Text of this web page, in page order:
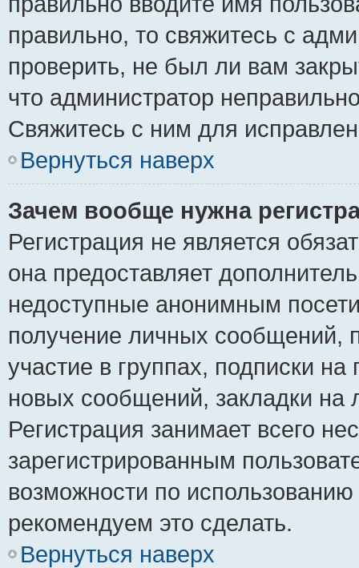
правильно, то свяжитесь с
проверить, не был ли вам
что администратор
Свяжитесь с ним для
Вернуться наверх
Зачем вообще нужна
Регистрация не является
она предоставляет
недоступные анонимным
получение личных сообщений,
участие в группах, подписки
новых сообщений, закладки
Регистрация занимает всего
зарегистрированным
возможности по
рекомендуем это сделать.
Вернуться наверх